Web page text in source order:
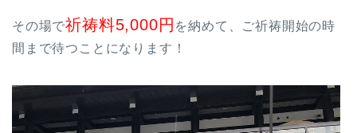
その場で祈祷料5,000円 を納めて、ご祈祷開始の時
間まで待つことになります！